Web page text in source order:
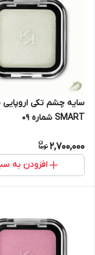
سایه چشم تکی
SMART شماره 09
2,700,000
افزودن به